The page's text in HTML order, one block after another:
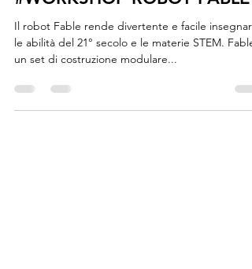
#WORKSHOP ROBOT FABLE
Il robot Fable rende divertente e facile insegnare
un set di costruzione modulare...